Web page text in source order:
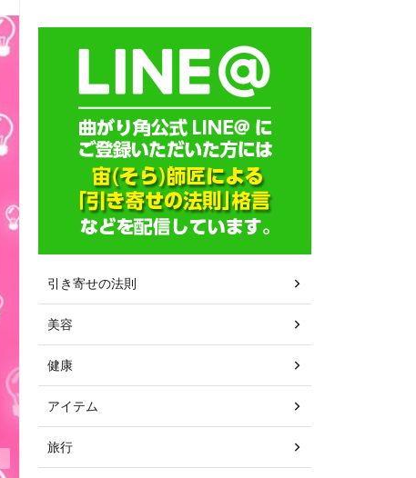
引き寄せの法則
美容
健康
アイテム
旅行